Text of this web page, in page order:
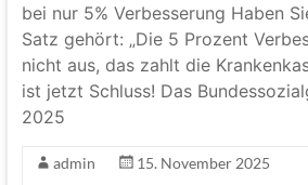
bei nur 5% Verbesserung Haben
Satz gehört: „Die 5 Prozent
nicht aus, das zahlt die
ist jetzt Schluss! Das
2025
admin
15. November 2025